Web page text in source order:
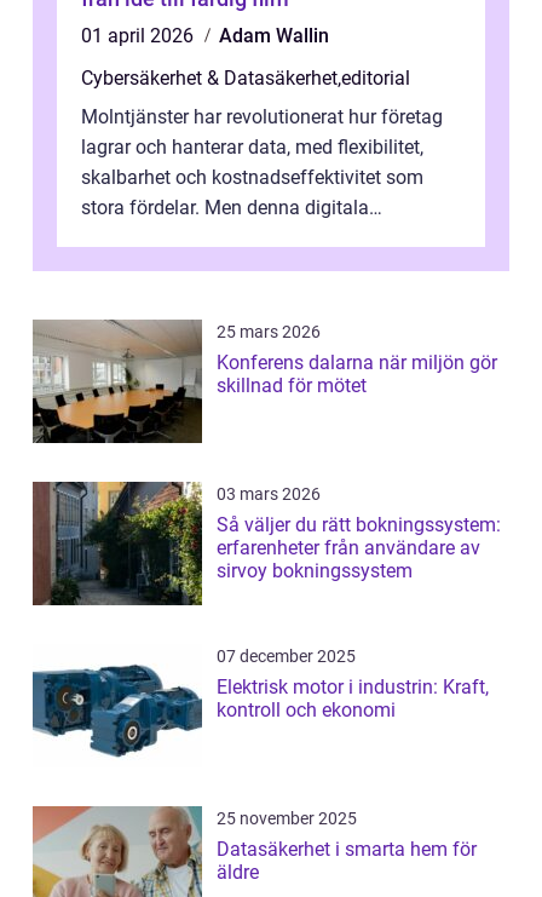
01 april 2026
Adam Wallin
Cybersäkerhet & Datasäkerhet,editorial
Molntjänster har revolutionerat hur företag
lagrar och hanterar data, med flexibilitet,
skalbarhet och kostnadseffektivitet som
stora fördelar. Men denna digitala
25 mars 2026
Konferens dalarna när miljön gör
skillnad för mötet
03 mars 2026
Så väljer du rätt bokningssystem:
erfarenheter från användare av
sirvoy bokningssystem
07 december 2025
Elektrisk motor i industrin: Kraft,
kontroll och ekonomi
25 november 2025
Datasäkerhet i smarta hem för
äldre